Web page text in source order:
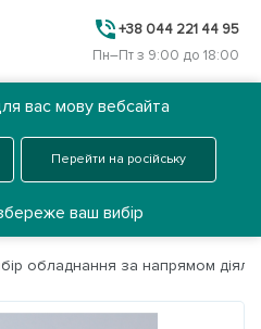
+38 044 221 44 95
Пн–Пт з 9:00 до 18:00
обладнання за напрямом
вас мову вебсайта
Перейти на російську
ваш вибір